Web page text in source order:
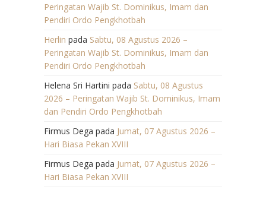
Peringatan Wajib St. Dominikus, Imam dan
Pendiri Ordo Pengkhotbah
Herlin pada Sabtu, 08 Agustus 2026 –
Peringatan Wajib St. Dominikus, Imam dan
Pendiri Ordo Pengkhotbah
Helena Sri Hartini pada Sabtu, 08 Agustus
2026 – Peringatan Wajib St. Dominikus, Imam
dan Pendiri Ordo Pengkhotbah
Firmus Dega pada Jumat, 07 Agustus 2026 –
Hari Biasa Pekan XVIII
Firmus Dega pada Jumat, 07 Agustus 2026 –
Hari Biasa Pekan XVIII